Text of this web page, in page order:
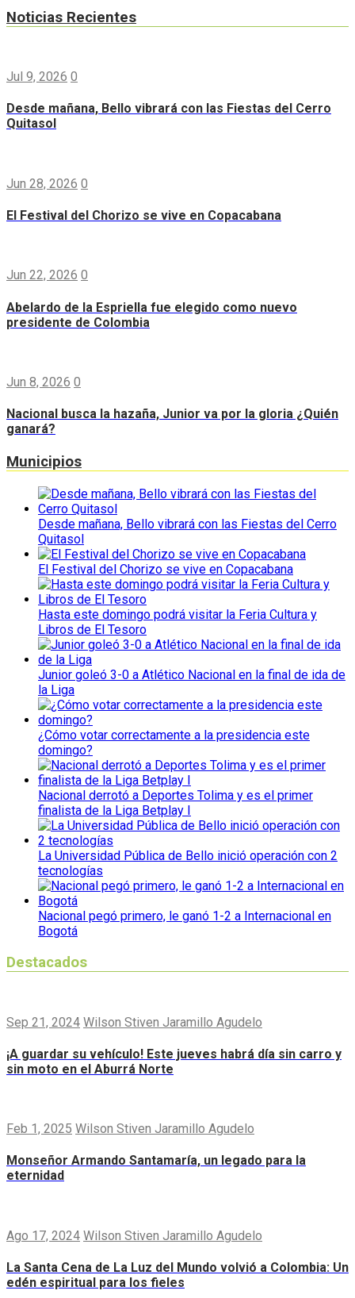
Noticias Recientes
Jul 9, 2026 0
Desde mañana, Bello vibrará con las Fiestas del Cerro
Quitasol
Jun 28, 2026 0
El Festival del Chorizo se vive en Copacabana
Jun 22, 2026 0
Abelardo de la Espriella fue elegido como nuevo
presidente de Colombia
Jun 8, 2026 0
Nacional busca la hazaña, Junior va por la gloria ¿Quién
ganará?
Municipios
Desde mañana, Bello vibrará con las Fiestas del Cerro
Quitasol
El Festival del Chorizo se vive en Copacabana
Hasta este domingo podrá visitar la Feria Cultura y
Libros de El Tesoro
Junior goleó 3-0 a Atlético Nacional en la final de ida de
la Liga
¿Cómo votar correctamente a la presidencia este
domingo?
Nacional derrotó a Deportes Tolima y es el primer
finalista de la Liga Betplay I
La Universidad Pública de Bello inició operación con 2
tecnologías
Nacional pegó primero, le ganó 1-2 a Internacional en
Bogotá
Destacados
Sep 21, 2024 Wilson Stiven Jaramillo Agudelo
¡A guardar su vehículo! Este jueves habrá día sin carro y
sin moto en el Aburrá Norte
Feb 1, 2025 Wilson Stiven Jaramillo Agudelo
Monseñor Armando Santamaría, un legado para la
eternidad
Ago 17, 2024 Wilson Stiven Jaramillo Agudelo
La Santa Cena de La Luz del Mundo volvió a Colombia: Un
edén espiritual para los fieles